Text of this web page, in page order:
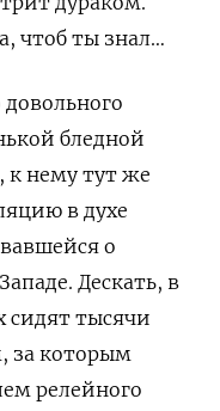
чтоб ты знал…
довольного
бледной
к нему тут же
в духе
о
Дескать, в
сидят тысячи
за которым
релейного